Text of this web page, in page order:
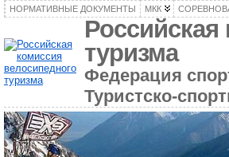
НОРМАТИВНЫЕ ДОКУМЕНТЫ МКК
туризма
Федерация
Туристско-